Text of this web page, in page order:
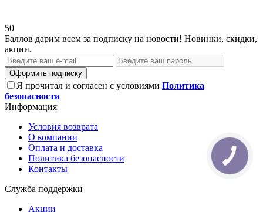
50
Баллов дарим всем за подписку на новости! Новинки, скидки,
акции.
Оформить подписку
Я прочитал и согласен с условиями Политика
безопасности
Информация
Условия возврата
О компании
Оплата и доставка
Политика безопасности
Контакты
Служба поддержки
Акции